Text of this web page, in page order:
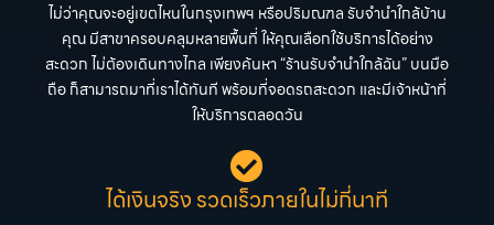
ไม่ว่าคุณจะอยู่เขตไหนในกรุงเทพฯ หรือปริมณฑล รับจำนำใกล้บ้าน
คุณ มีสาขาครอบคลุมหลายพื้นที่ ให้คุณเลือกใช้บริการได้อย่าง
สะดวก ไม่ต้องเดินทางไกล เพียงค้นหา “ร้านรับจำนำใกล้ฉัน” บนมือ
ถือ ก็สามารถมาที่เราได้ทันที พร้อมที่จอดรถสะดวก และมีเจ้าหน้าที่
ให้บริการตลอดวัน
ได้เงินจริง รวดเร็วภายในไม่กี่นาที